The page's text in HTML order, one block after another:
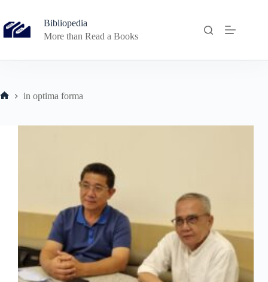
content
Bibliopedia
More than Read a Books
in optima forma